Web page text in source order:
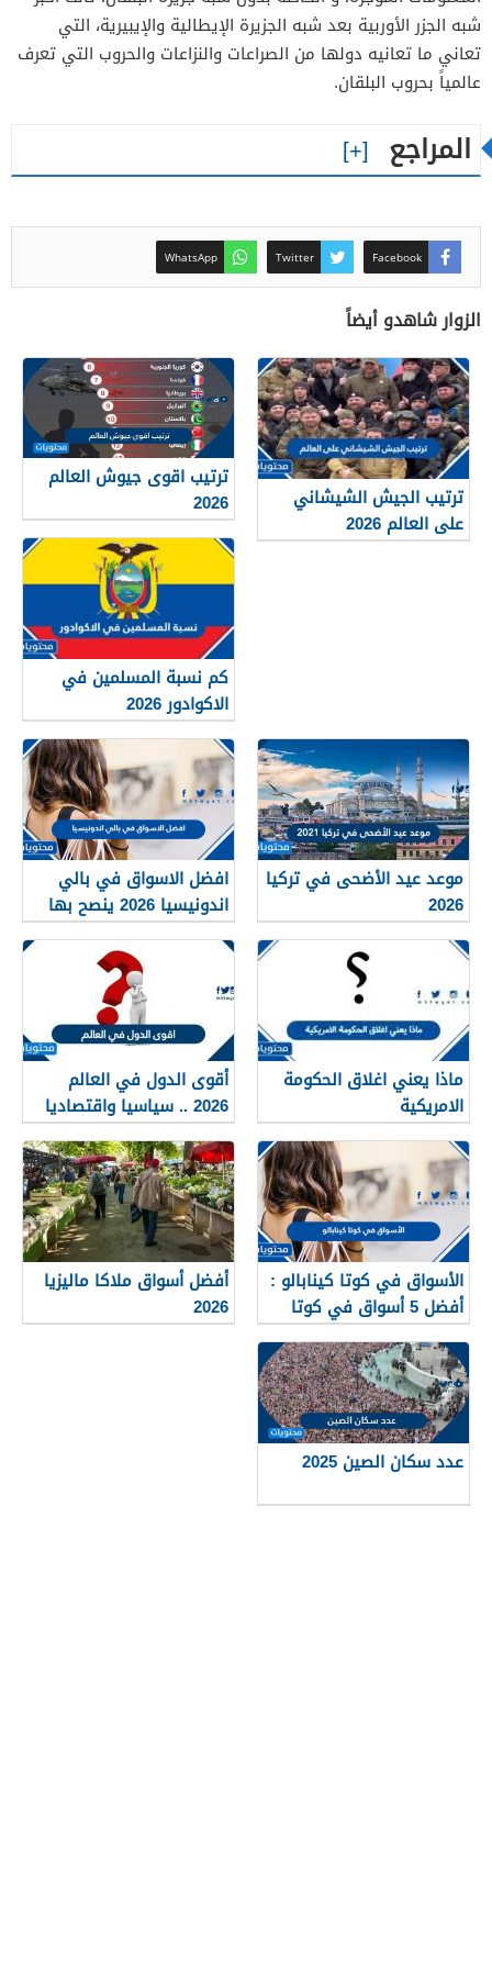
شبه الجزر الأوربية بعد شبه الجزيرة الإيطالية والإيبيرية، التي
تعاني ما تعانيه دولها من الصراعات والنزاعات والحروب التي تعرف
عالمياً بحروب البلقان.
المراجع
Facebook
Twitter
WhatsApp
الزوار شاهدو أيضاً
ترتيب الجيش الشيشاني
على العالم 2026
ترتيب اقوى جيوش العالم
2026
كم نسبة المسلمين في
الاكوادور 2026
موعد عيد الأضحى في تركيا
2026
افضل الاسواق في بالي
اندونيسيا 2026 ينصح بها
للزوار
ماذا يعني اغلاق الحكومة
الامريكية
أقوى الدول في العالم
2026 .. سياسيا واقتصاديا
وعسكريا
الأسواق في كوتا كينابالو :
أفضل 5 أسواق في كوتا
كينابالو ماليزيا 2025
أفضل أسواق ملاكا ماليزيا
2026
عدد سكان الصين 2025